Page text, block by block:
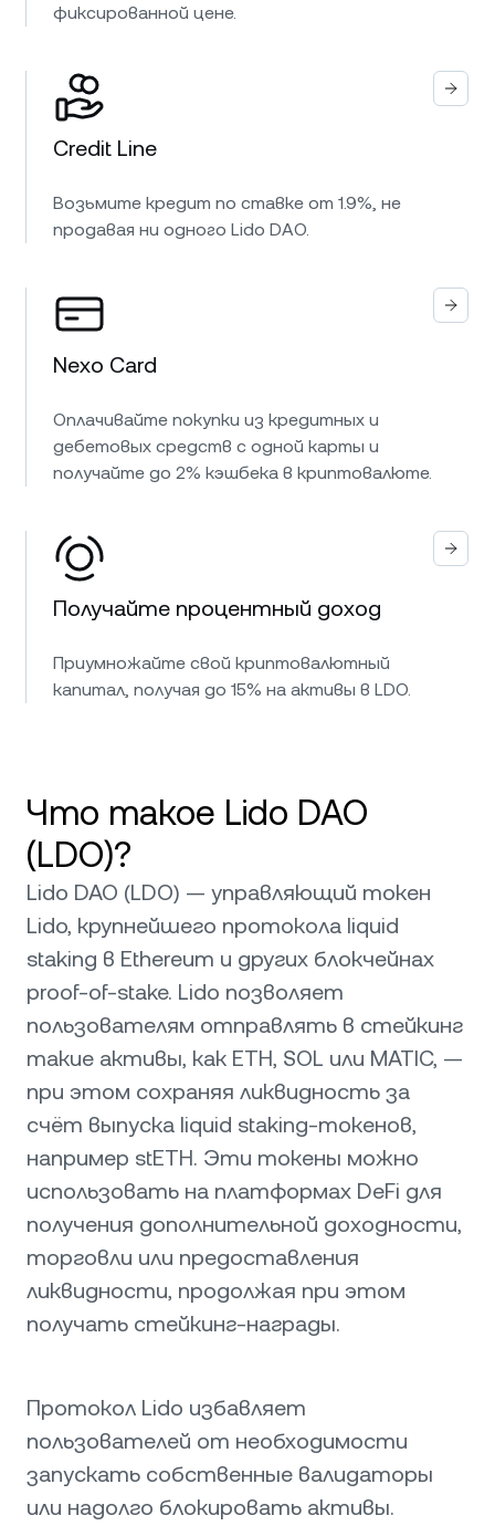
фиксированной цене.
Credit Line
Возьмите кредит по ставке от 1.9%, не
продавая ни одного Lido DAO.
Nexo Card
Оплачивайте покупки из кредитных и
дебетовых средств с одной карты и
получайте до 2% кэшбека в криптовалюте.
Получайте процентный доход
Приумножайте свой криптовалютный
капитал, получая до 15% на активы в LDO.
Что такое Lido DAO
(LDO)?
Lido DAO (LDO) — управляющий токен
Lido, крупнейшего протокола liquid
staking в Ethereum и других блокчейнах
proof-of-stake. Lido позволяет
пользователям отправлять в стейкинг
такие активы, как ETH, SOL или MATIC, —
при этом сохраняя ликвидность за
счёт выпуска liquid staking-токенов,
например stETH. Эти токены можно
использовать на платформах DeFi для
получения дополнительной доходности,
торговли или предоставления
ликвидности, продолжая при этом
получать стейкинг-награды.
Протокол Lido избавляет
пользователей от необходимости
запускать собственные валидаторы
или надолго блокировать активы.